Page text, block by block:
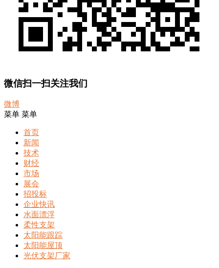
微信扫一扫关注我们
微博
菜单 菜单
首页
新闻
技术
财经
市场
展会
招投标
企业快讯
水面漂浮
柔性支架
太阳能跟踪
太阳能屋顶
光伏支架厂家